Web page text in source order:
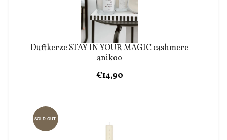
Duftkerze STAY IN YOUR MAGIC cashmere
anikoo
€14,90
SOLD-OUT